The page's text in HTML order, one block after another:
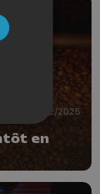
17/02/2025
en